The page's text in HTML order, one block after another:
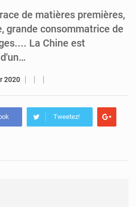
Tibiri : le dialogue, nouveau terrain de jeu pour la paix
de matières premières,
grande consommatrice de
La Chine est
2020
Tweetez!